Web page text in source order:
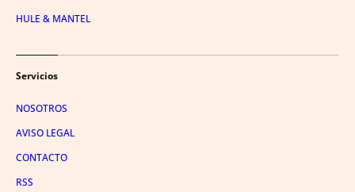
HULE & MANTEL
Servicios
NOSOTROS
AVISO LEGAL
CONTACTO
RSS